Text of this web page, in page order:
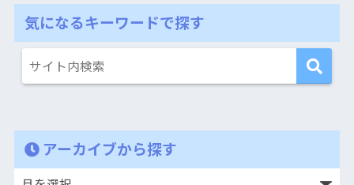
気になるキーワードで探す
アーカイブから探す